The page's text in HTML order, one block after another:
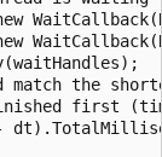
match the
first